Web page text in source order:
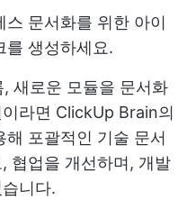
문서화를 위한 아이
를 생성하세요.
새로운 모듈을 문서화
라면 ClickUp Brain의
포괄적인 기술 문서
협업을 개선하며, 개발
니다.